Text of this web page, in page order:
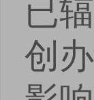
创